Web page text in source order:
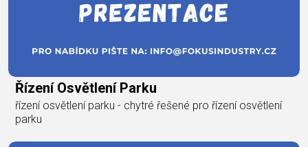
Řízení Osvětlení Parku
řízení osvětlení parku - chytré řešené pro řízení osvětlení
parku